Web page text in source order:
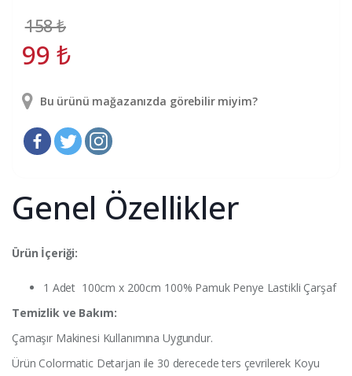
158₺
99 ₺
Bu ürünü mağazanızda görebilir miyim?
Genel Özellikler
Ürün İçeriği:
1 Adet 100cm x 200cm 100% Pamuk Penye Lastikli Çarşaf
Temizlik ve Bakım:
Çamaşır Makinesi Kullanımına Uygundur.
Ürün Colormatic Detarjan ile 30 derecede ters çevrilerek Koyu